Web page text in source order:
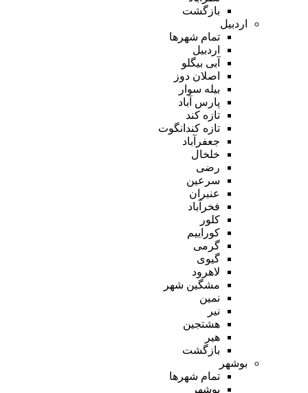
بازگشت
اردبیل
تمام شهر‌ها
اردبیل
آبی بیگلو
اصلان دوز
بیله سوار
پارس آباد
تازه کند
تازه کندانگوت
جعفرآباد
خلخال
رضی
سرعین
عنبران
فخرآباد
کلور
کوراییم
گرمی
گیوی
لاهرود
مشگین شهر
نمین
نیر
هشتجین
هیر
بازگشت
بوشهر
تمام شهر‌ها
بوشهر